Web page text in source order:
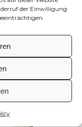
der Einwilligung